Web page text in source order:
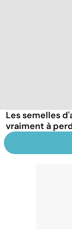
Les semelles
vraiment à